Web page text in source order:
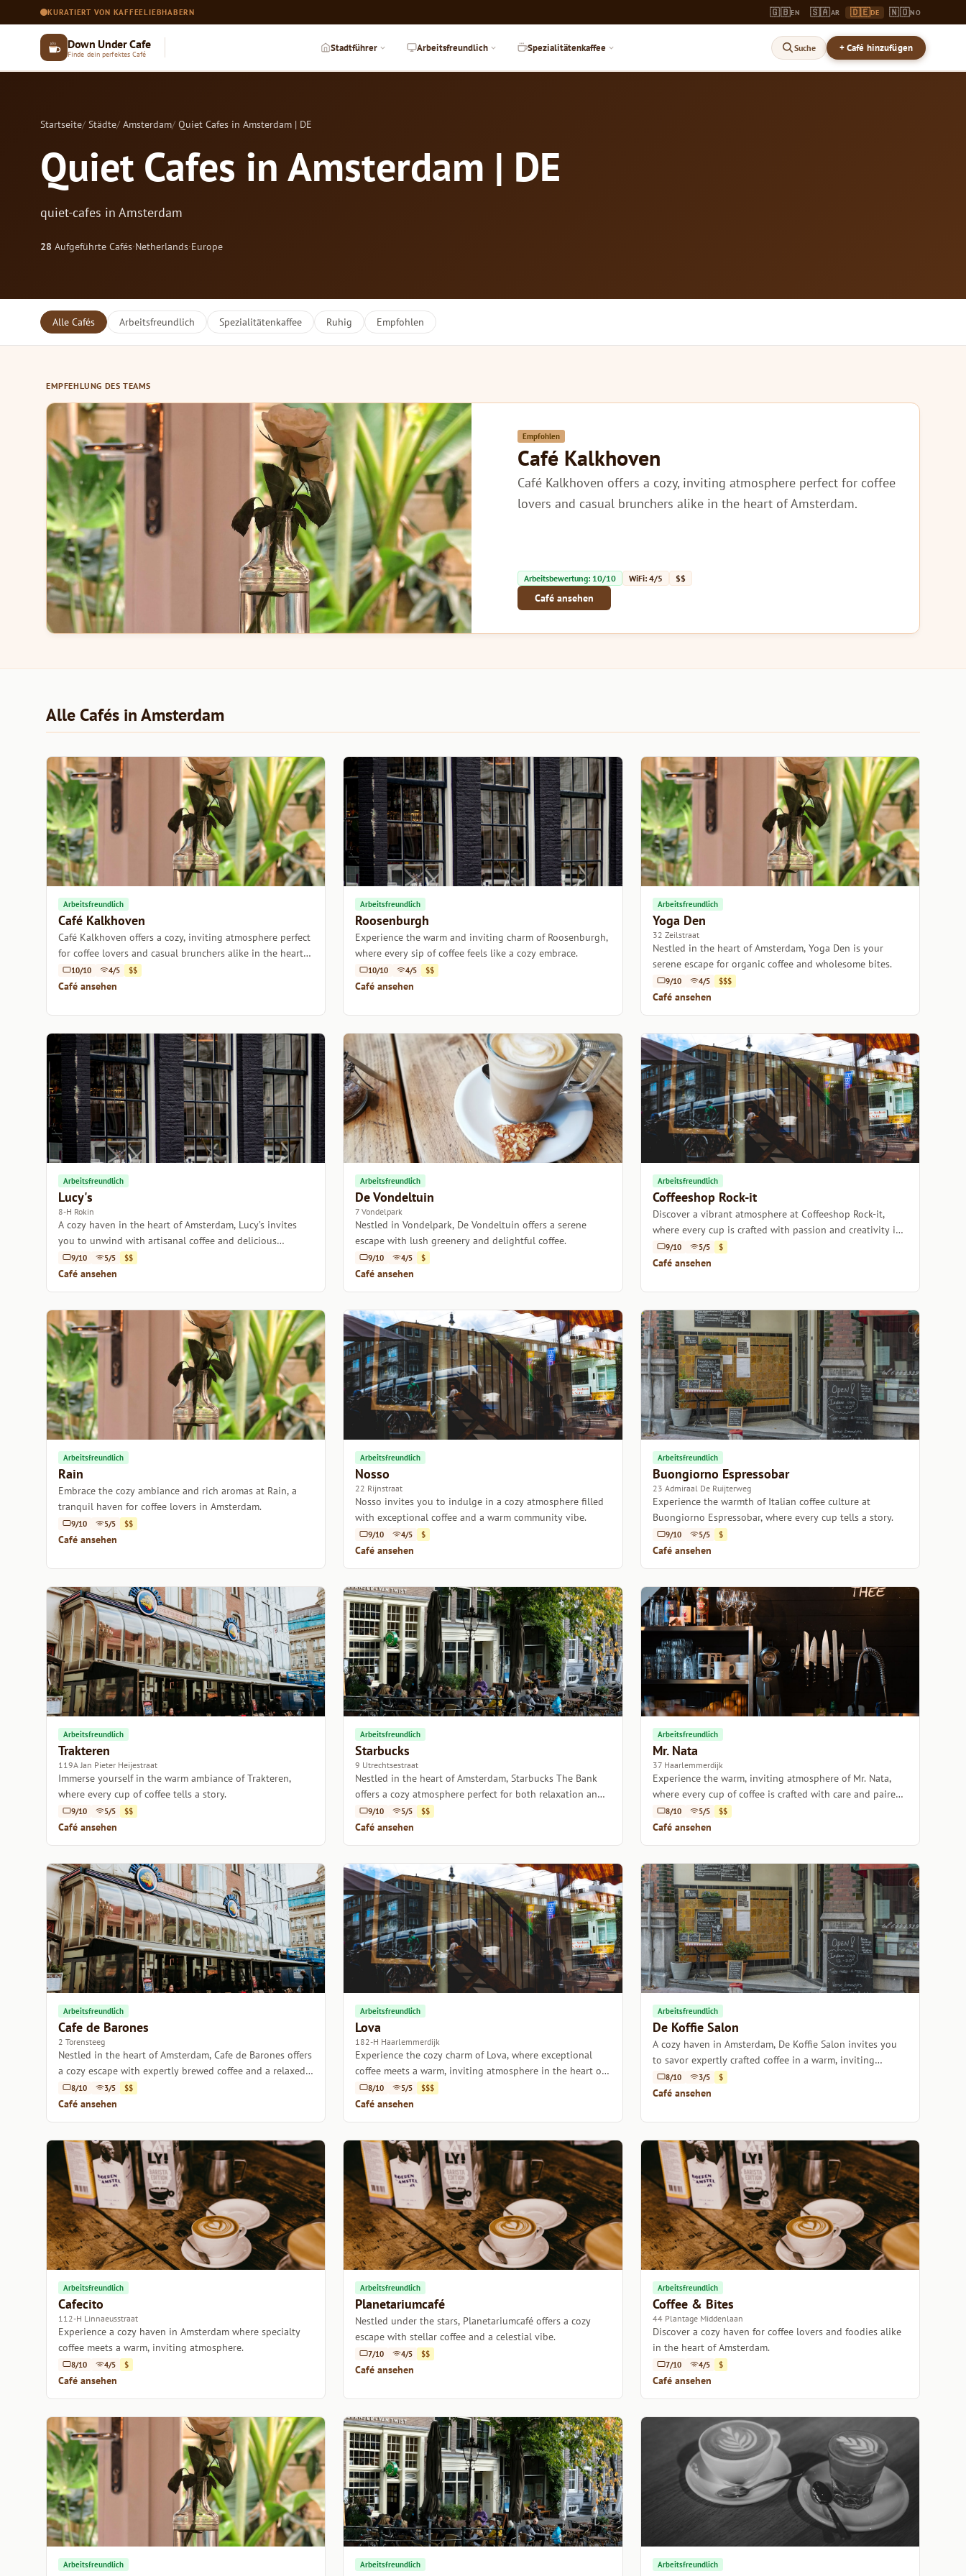
KURATIERT VON KAFFEELIEBHABERN 🇬🇧EN 🇸🇦AR 🇩🇪DE 🇳🇴NO
Down Under Cafe
Finde dein perfektes Café Stadtführer Arbeitsfreundlich Spezialitätenkaffee Suche + Café hinzufügen
Startseite Städte Amsterdam Quiet Cafes in Amsterdam | DE
Quiet Cafes in Amsterdam | DE
quiet-cafes in Amsterdam
28 Aufgeführte Cafés·Netherlands·Europe
Alle Cafés Arbeitsfreundlich Spezialitätenkaffee Ruhig Empfohlen
EMPFEHLUNG DES TEAMS
Empfohlen
Café Kalkhoven
Café Kalkhoven offers a cozy, inviting atmosphere perfect for coffee
lovers and casual brunchers alike in the heart of Amsterdam.
Arbeitsbewertung: 10/10 WiFi: 4/5 $$
Café ansehen
Alle Cafés in Amsterdam
Arbeitsfreundlich
Café Kalkhoven
Café Kalkhoven offers a cozy, inviting atmosphere perfect
for coffee lovers and casual brunchers alike in the heart
of Amsterdam.
10/10 4/5 $$
Café ansehen
Arbeitsfreundlich
Roosenburgh
Experience the warm and inviting charm of Roosenburgh,
where every sip of coffee feels like a cozy embrace.
10/10 4/5 $$
Café ansehen
Arbeitsfreundlich
Yoga Den
32 Zeilstraat
Nestled in the heart of Amsterdam, Yoga Den is your
serene escape for organic coffee and wholesome bites.
9/10 4/5 $$$
Café ansehen
Arbeitsfreundlich
Lucy's
8-H Rokin
A cozy haven in the heart of Amsterdam, Lucy’s invites
you to unwind with artisanal coffee and delicious
pastries.
9/10 5/5 $$
Café ansehen
Arbeitsfreundlich
De Vondeltuin
7 Vondelpark
Nestled in Vondelpark, De Vondeltuin offers a serene
escape with lush greenery and delightful coffee.
9/10 4/5 $
Café ansehen
Arbeitsfreundlich
Coffeeshop Rock-it
Discover a vibrant atmosphere at Coffeeshop Rock-it,
where every cup is crafted with passion and creativity in
the heart of Amsterdam.
9/10 5/5 $
Café ansehen
Arbeitsfreundlich
Rain
Embrace the cozy ambiance and rich aromas at Rain, a
tranquil haven for coffee lovers in Amsterdam.
9/10 5/5 $$
Café ansehen
Arbeitsfreundlich
Nosso
22 Rijnstraat
Nosso invites you to indulge in a cozy atmosphere filled
with exceptional coffee and a warm community vibe.
9/10 4/5 $
Café ansehen
Arbeitsfreundlich
Buongiorno Espressobar
23 Admiraal De Ruijterweg
Experience the warmth of Italian coffee culture at
Buongiorno Espressobar, where every cup tells a story.
9/10 5/5 $
Café ansehen
Arbeitsfreundlich
Trakteren
119A Jan Pieter Heijestraat
Immerse yourself in the warm ambiance of Trakteren,
where every cup of coffee tells a story.
9/10 5/5 $$
Café ansehen
Arbeitsfreundlich
Starbucks
9 Utrechtsestraat
Nestled in the heart of Amsterdam, Starbucks The Bank
offers a cozy atmosphere perfect for both relaxation and
productivity.
9/10 5/5 $$
Café ansehen
Arbeitsfreundlich
Mr. Nata
37 Haarlemmerdijk
Experience the warm, inviting atmosphere of Mr. Nata,
where every cup of coffee is crafted with care and paired
perfectly with delectable pastries.
8/10 5/5 $$
Café ansehen
Arbeitsfreundlich
Cafe de Barones
2 Torensteeg
Nestled in the heart of Amsterdam, Cafe de Barones offers
a cozy escape with expertly brewed coffee and a relaxed
ambiance.
8/10 3/5 $$
Café ansehen
Arbeitsfreundlich
Lova
182-H Haarlemmerdijk
Experience the cozy charm of Lova, where exceptional
coffee meets a warm, inviting atmosphere in the heart of
Amsterdam.
8/10 5/5 $$$
Café ansehen
Arbeitsfreundlich
De Koffie Salon
A cozy haven in Amsterdam, De Koffie Salon invites you
to savor expertly crafted coffee in a warm, inviting
atmosphere.
8/10 3/5 $
Café ansehen
Arbeitsfreundlich
Cafecito
112-H Linnaeusstraat
Experience a cozy haven in Amsterdam where specialty
coffee meets a warm, inviting atmosphere.
8/10 4/5 $
Café ansehen
Arbeitsfreundlich
Planetariumcafé
Nestled under the stars, Planetariumcafé offers a cozy
escape with stellar coffee and a celestial vibe.
7/10 4/5 $$
Café ansehen
Arbeitsfreundlich
Coffee & Bites
44 Plantage Middenlaan
Discover a cozy haven for coffee lovers and foodies alike
in the heart of Amsterdam.
7/10 4/5 $
Café ansehen
Arbeitsfreundlich Arbeitsfreundlich Arbeitsfreundlich